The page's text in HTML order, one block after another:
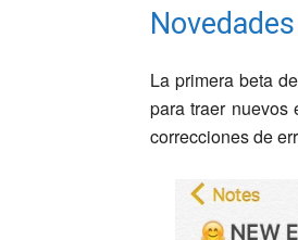
La primera beta
para traer nuevos
correcciones de